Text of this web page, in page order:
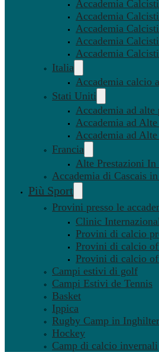
Accademia
Accademia
Accademia
Accademia
Accademia
Italia
Accademia calcio
Stati Uniti
Accademia ad
Accademia ad
Accademia ad
Francia
Alte Prestazioni In
Accademia di Cascais
Più Sport
Provini presso le
Clinic
Provini di calcio
Provini di calcio
Provini di calcio
Campi estivi di golf
Campi Estivi de Tennis
Basket
Ippica
Rugby Camp in
Hockey
Camp di calcio invernali